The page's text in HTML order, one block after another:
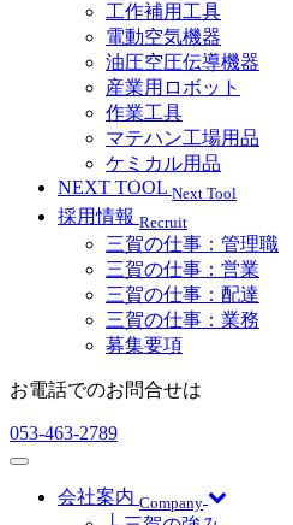
工作補用工具
電動空気機器
油圧空圧伝導機器
産業用ロボット
作業工具
マテハン工場用品
ケミカル用品
NEXT TOOL Next Tool
採用情報 Recruit
三賀の仕事：管理職
三賀の仕事：営業
三賀の仕事：配達
三賀の仕事：業務
募集要項
お電話でのお問合せは
053-463-2789
会社案内 Company